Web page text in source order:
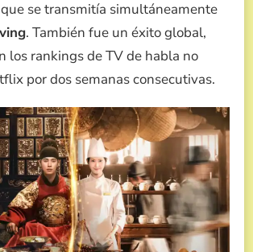
se transmitía simultáneamente
. También fue un éxito global,
los rankings de TV de habla no
por dos semanas consecutivas.